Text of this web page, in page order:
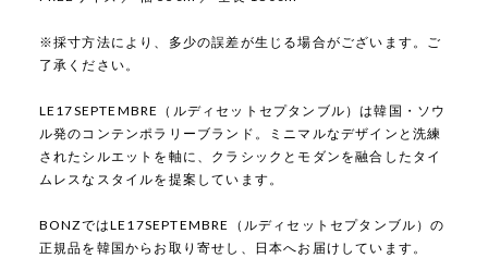
※採寸方法により、多少の誤差が生じる場合がございます。ご
了承ください。
LE17SEPTEMBRE（ルディセットセプタンブル）は韓国・ソウ
ル発のコンテンポラリーブランド。ミニマルなデザインと洗練
されたシルエットを軸に、クラシックとモダンを融合したタイ
ムレスなスタイルを提案しています。
BONZではLE17SEPTEMBRE（ルディセットセプタンブル）の
正規品を韓国からお取り寄せし、日本へお届けしています。